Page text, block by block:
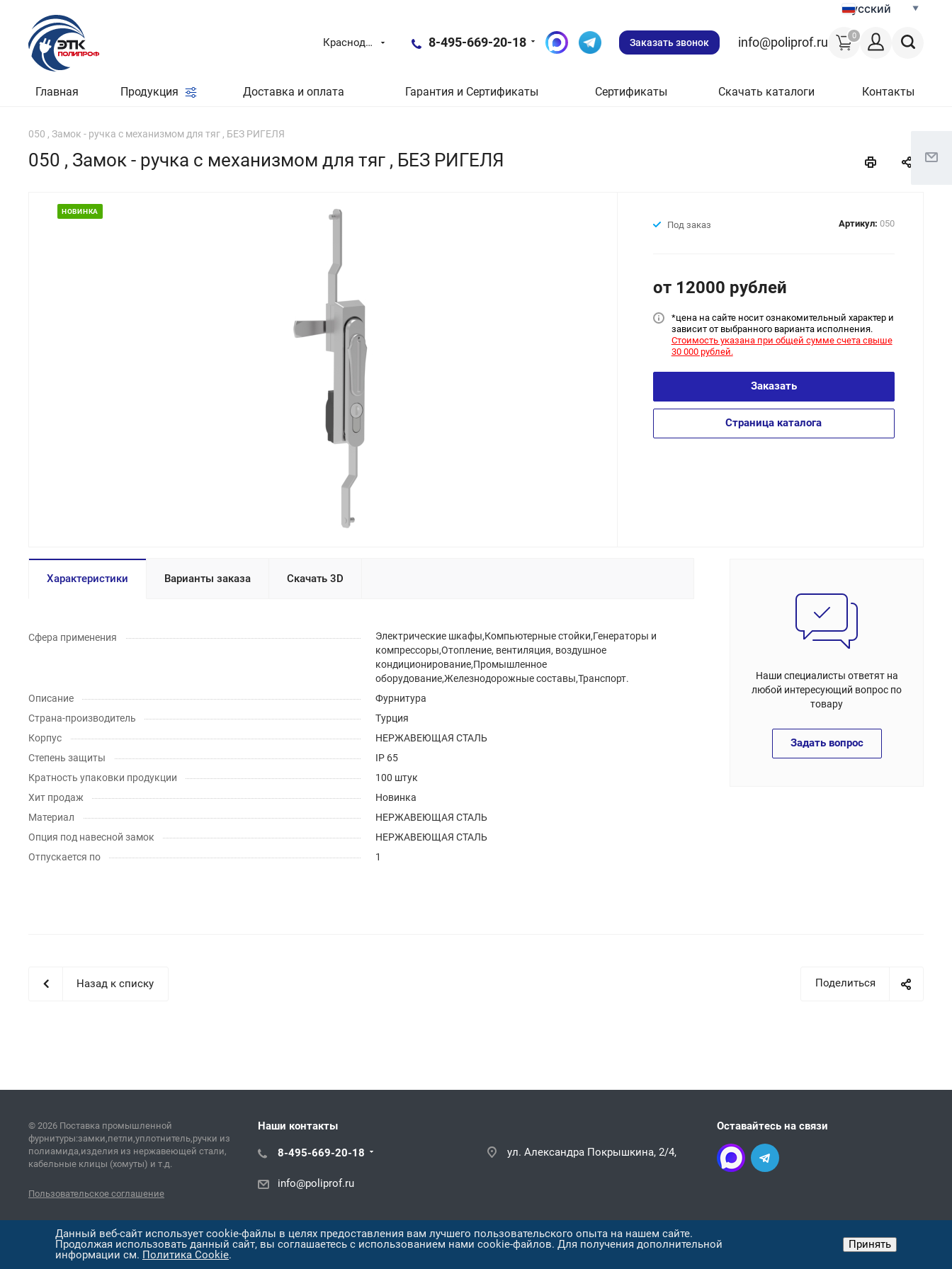
Русский
0
Краснодар 8-495-669-20-18 Заказать звонок info@poliprof.ru
Главная Продукция Доставка и оплата Гарантия и Сертификаты Сертификаты Скачать каталоги Контакты
050 , Замок - ручка с механизмом для тяг , БЕЗ РИГЕЛЯ
050 , Замок - ручка с механизмом для тяг , БЕЗ РИГЕЛЯ
НОВИНКА
Под заказ Артикул: 050
от 12000 рублей
*цена на сайте носит ознакомительный характер и
зависит от выбранного варианта исполнения.
Стоимость указана при общей сумме счета свыше
30 000 рублей.
Заказать
Страница каталога
Характеристики Варианты заказа Скачать 3D
Сфера применения
Электрические шкафы,Компьютерные стойки,Генераторы и
компрессоры,Отопление, вентиляция, воздушное
кондиционирование,Промышленное
оборудование,Железнодорожные составы,Транспорт.
Описание
Фурнитура
Страна-производитель
Турция
Корпус
НЕРЖАВЕЮЩАЯ СТАЛЬ
Степень защиты
IP 65
Кратность упаковки продукции
100 штук
Хит продаж
Новинка
Материал
НЕРЖАВЕЮЩАЯ СТАЛЬ
Опция под навесной замок
НЕРЖАВЕЮЩАЯ СТАЛЬ
Отпускается по
1
Наши специалисты ответят на
любой интересующий вопрос по
товару
Задать вопрос
Поделиться
Назад к списку
© 2026 Поставка промышленной
фурнитуры:замки,петли,уплотнитель,ручки из
полиамида,изделия из нержавеющей стали,
кабельные клицы (хомуты) и т.д.
Пользовательское соглашение
Версия для печати
Наши контакты
8-495-669-20-18
info@poliprof.ru
ул. Александра Покрышкина, 2/4,
Оставайтесь на связи
Данный веб-сайт использует cookie-файлы в целях предоставления вам лучшего пользовательского опыта на нашем сайте.
Продолжая использовать данный сайт, вы соглашаетесь с использованием нами cookie-файлов. Для получения дополнительной
информации см. Политика Cookie.
Принять